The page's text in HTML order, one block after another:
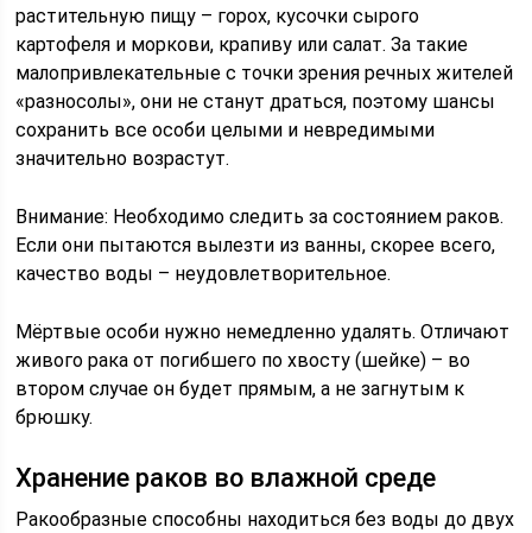
растительную пищу – горох, кусочки сырого
картофеля и моркови, крапиву или салат. За такие
малопривлекательные с точки зрения речных жителей
«разносолы», они не станут драться, поэтому шансы
сохранить все особи целыми и невредимыми
значительно возрастут.
Внимание: Необходимо следить за состоянием раков.
Если они пытаются вылезти из ванны, скорее всего,
качество воды – неудовлетворительное.
Мёртвые особи нужно немедленно удалять. Отличают
живого рака от погибшего по хвосту (шейке) – во
втором случае он будет прямым, а не загнутым к
брюшку.
Хранение раков во влажной среде
Ракообразные способны находиться без воды до двух